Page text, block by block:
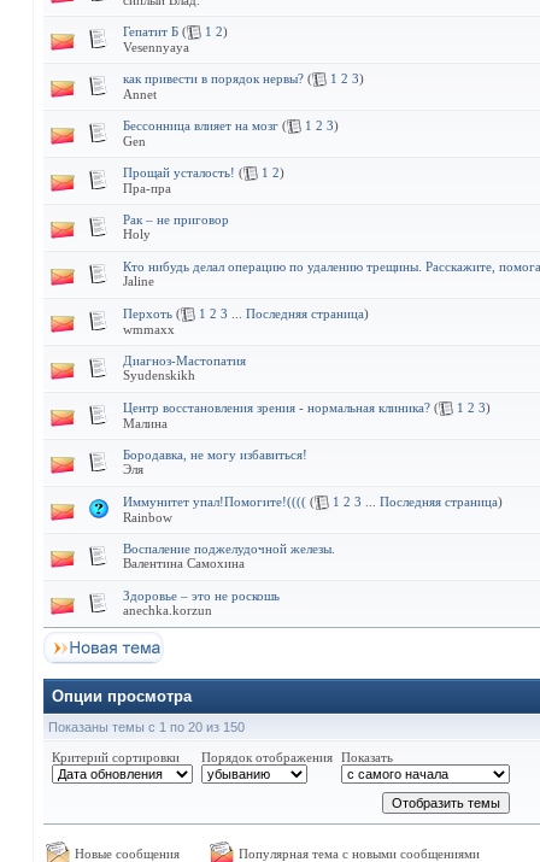
Гепатит Б ( 1 2)
Vesennyaya
как привести в порядок нервы? ( 1 2 3)
Annet
Бессонница влияет на мозг ( 1 2 3)
Gen
Прощай усталость! ( 1 2)
Пра-пра
Рак – не приговор
Holy
Кто нибудь делал операцию по удалению трещины. Расскажите,
Jaline
Перхоть ( 1 2 3 Последняя страница)
wmmaxx
Диагноз-Мастопатия
Syudenskikh
Центр восстановления зрения - нормальная клиника? ( 1 2 3)
Малина
Бородавка, не могу избавиться!
Эля
Иммунитет упал!Помогите!(((( ( 1 2 3 Последняя страница)
Rainbow
Воспаление поджелудочной железы.
Валентина Самохина
Здоровье – это не роскошь
anechka.korzun
Опции просмотра
Показаны темы с 1 по 20 из 150
Критерий сортировки Порядок отображения Показать
Новые сообщения
Популярная тема с новыми сообщениями